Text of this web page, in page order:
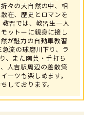
々の大自然の中、相
在、歴史とロマンを
習では、教習生一人
ットーに親身に接し
が魅力の自動車教習
流の球磨川下り、ラ
、また陶芸・手打ち
人吉駅周辺の差散策
ーツも楽しめます。
しております。